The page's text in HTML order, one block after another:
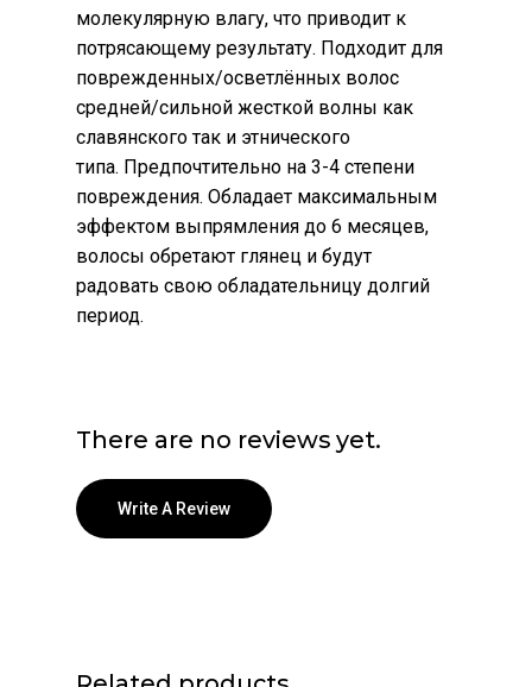
молекулярную влагу, что приводит к
потрясающему результату. Подходит для
поврежденных/осветлённых волос
средней/сильной жесткой волны как
славянского так и этнического
типа. Предпочтительно на 3-4 степени
повреждения. Обладает максимальным
эффектом выпрямления до 6 месяцев,
волосы обретают глянец и будут
радовать свою обладательницу долгий
период.
There are no reviews yet.
Write A Review